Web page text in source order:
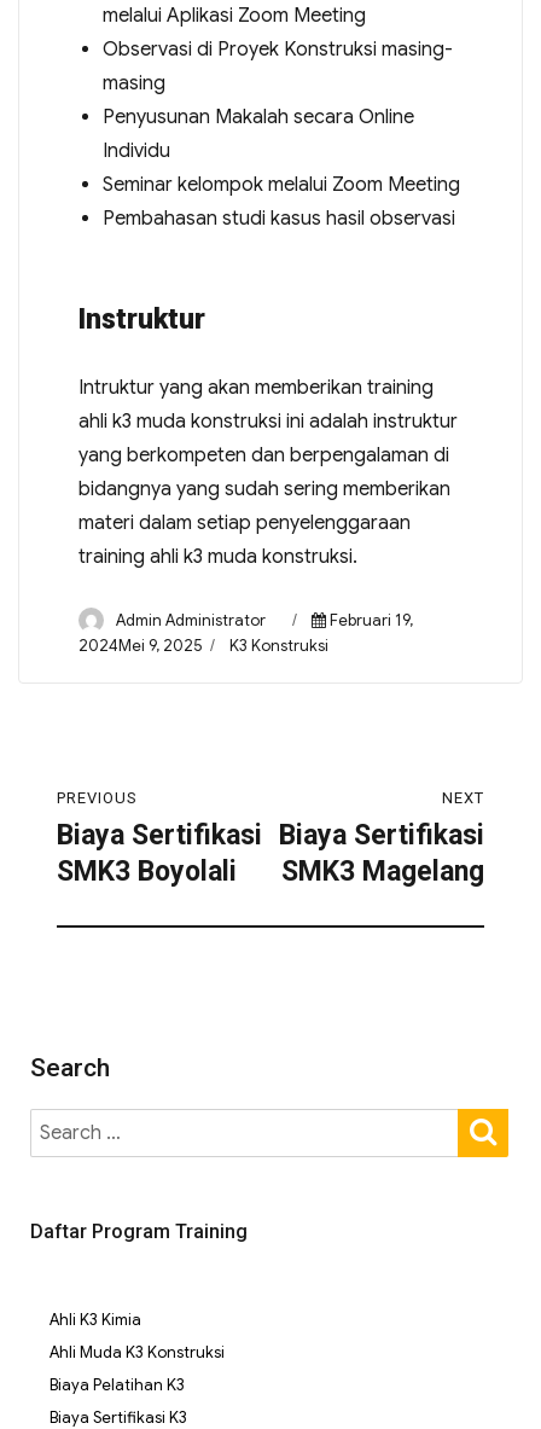
melalui Aplikasi Zoom Meeting
Observasi di Proyek Konstruksi masing-
masing
Penyusunan Makalah secara Online
Individu
Seminar kelompok melalui Zoom Meeting
Pembahasan studi kasus hasil observasi
Instruktur
Intruktur yang akan memberikan training
ahli k3 muda konstruksi ini adalah instruktur
yang berkompeten dan berpengalaman di
bidangnya yang sudah sering memberikan
materi dalam setiap penyelenggaraan
training ahli k3 muda konstruksi.
Admin Administrator
Februari 19,
2024Mei 9, 2025
K3 Konstruksi
PREVIOUS
Biaya Sertifikasi
SMK3 Boyolali
NEXT
Biaya Sertifikasi
SMK3 Magelang
Search
Daftar Program Training
Ahli K3 Kimia
Ahli Muda K3 Konstruksi
Biaya Pelatihan K3
Biaya Sertifikasi K3